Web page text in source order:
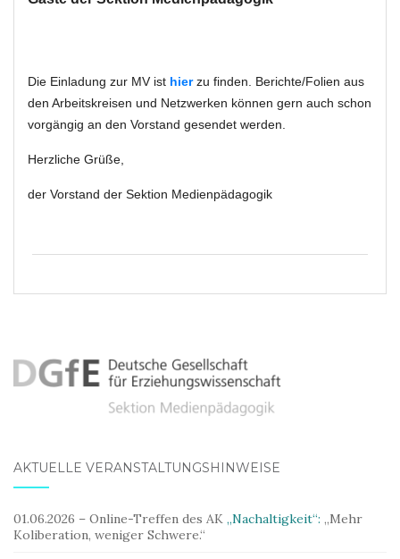
AKTUELLE VERANSTALTUNGSHINWEISE
01.06.2026 – Online-Treffen des AK „Nachaltigkeit“: „Mehr
Koliberation, weniger Schwere.“